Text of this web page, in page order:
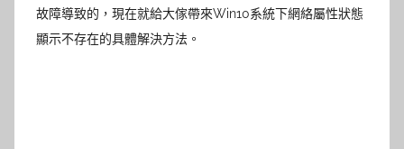
故障導致的，現在就給大傢帶來Win10系統下網絡屬性狀態
顯示不存在的具體解決方法。